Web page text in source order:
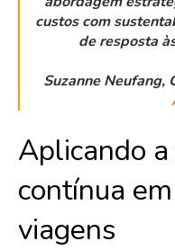
custos com
de resposta
Suzanne Neufang,
Aplicando
contínua
viagens